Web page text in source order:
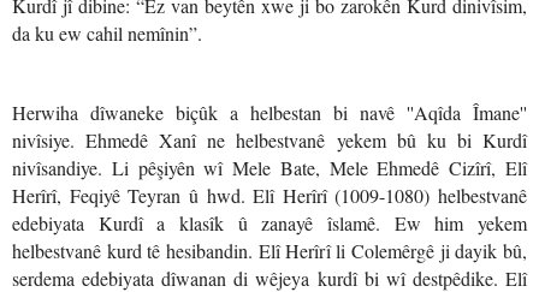
Kurdî jî dibine: “Ez van beytên xwe ji bo zarokên Kurd dinivîsim,
da ku ew cahil nemînin”.
Herwiha dîwaneke biçûk a helbestan bi navê ''Aqîda Îmane''
nivîsiye. Ehmedê Xanî ne helbestvanê yekem bû ku bi Kurdî
nivîsandiye. Li pêşiyên wî Mele Bate, Mele Ehmedê Cizîrî, Elî
Herîrî, Feqiyê Teyran û hwd. Elî Herîrî (1009-1080) helbestvanê
edebiyata Kurdî a klasîk û zanayê îslamê. Ew him yekem
helbestvanê kurd tê hesibandin. Elî Herîrî li Colemêrgê ji dayik bû,
serdema edebiyata dîwanan di wêjeya kurdî bi wî destpêdike. Elî